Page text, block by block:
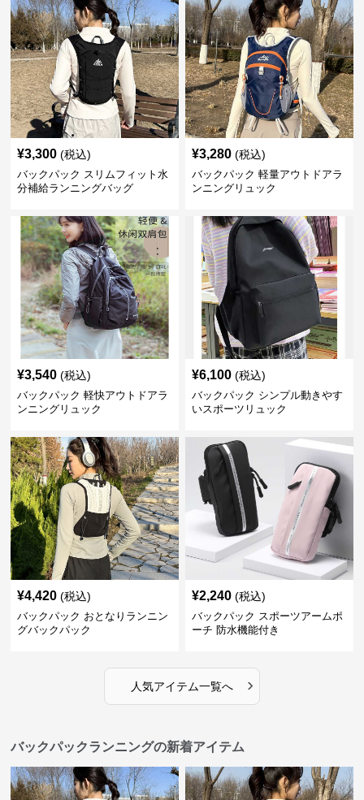
¥3,300 (税込)
バックパック スリムフィット水
分補給ランニングバッグ
¥3,280 (税込)
バックパック 軽量アウトドアラ
ンニングリュック
¥3,540 (税込)
バックパック 軽快アウトドアラ
ンニングリュック
¥6,100 (税込)
バックパック シンプル動きやす
いスポーツリュック
¥4,420 (税込)
バックパック おとなりランニン
グバックパック
¥2,240 (税込)
バックパック スポーツアームポ
ーチ 防水機能付き
人気アイテム一覧へ ›
バックパックランニングの新着アイテム